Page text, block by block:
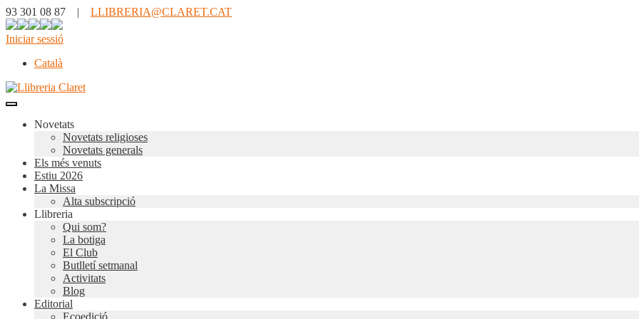
93 301 08 87 | LLIBRERIA@CLARET.CAT
Iniciar sessió
Català
Novetats
Novetats religioses
Novetats generals
Els més venuts
Estiu 2026
La Missa
Alta subscripció
Llibreria
Qui som?
La botiga
El Club
Butlletí setmanal
Activitats
Blog
Editorial
Ecoedició